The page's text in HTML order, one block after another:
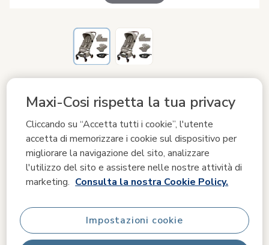
Maxi-Cosi rispetta la tua privacy
Cliccando su “Accetta tutti i cookie”, l'utente
accetta di memorizzare i cookie sul dispositivo per
migliorare la navigazione del sito, analizzare
l'utilizzo del sito e assistere nelle nostre attività di
marketing. Consulta la nostra Cookie Policy.
Impostazioni cookie
0 - 4 A
0 - 22 kg
Configura il tuo bundle
Aggiungi prodotti abbinati e accessori
Crea il tuo set personalizzato
ideale per la tua famiglia. Per iniziare, ti mostreremo
alcune proposte, ma potrai modificare il set in base alle
tue esigenze.